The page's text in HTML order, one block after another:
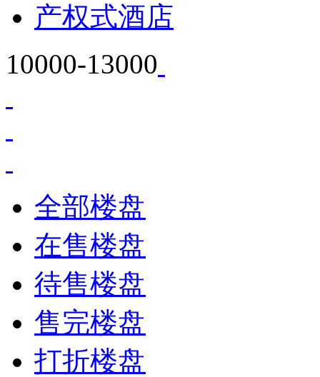
产权式酒店
10000-13000
全部楼盘
在售楼盘
待售楼盘
售完楼盘
打折楼盘